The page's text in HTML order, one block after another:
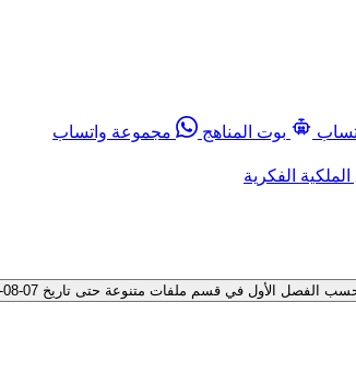
بوت المناهج
مجموعة واتساب
الفكرية
الأول في قسم ملفات متنوعة حتى تاريخ 07-08-2026